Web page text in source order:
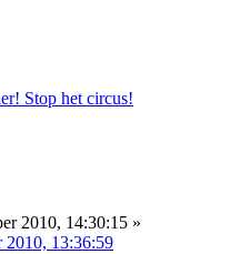
2010, 14:30:15 »
2010, 13:36:59